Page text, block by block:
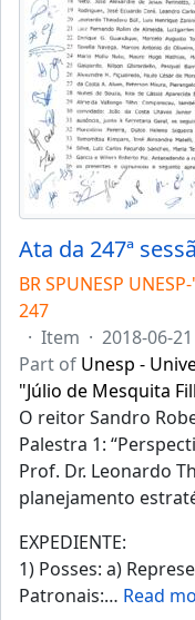
BR SPUNESP
247
· Item · 2018-06-21
Part of Unesp -
"Júlio de Mesquita
O reitor Sandro
Palestra 1:
Prof. Dr. Leonardo
planejamento
EXPEDIENTE:
1) Posses: a)
Patronais:… Read